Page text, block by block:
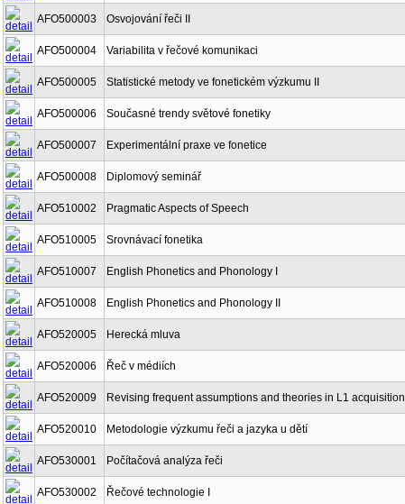
AFO500003 Osvojování řeči II
AFO500004 Variabilita v řečové komunikaci
AFO500005 Statistické metody ve fonetickém výzkumu II
AFO500006 Současné trendy světové fonetiky
AFO500007 Experimentální praxe ve fonetice
AFO500008 Diplomový seminář
AFO510002 Pragmatic Aspects of Speech
AFO510005 Srovnávací fonetika
AFO510007 English Phonetics and Phonology I
AFO510008 English Phonetics and Phonology II
AFO520005 Herecká mluva
AFO520006 Řeč v médiích
AFO520009 Revising frequent assumptions and theories in L1 acquisition
AFO520010 Metodologie výzkumu řeči a jazyka u dětí
AFO530001 Počítačová analýza řeči
AFO530002 Řečové technologie I